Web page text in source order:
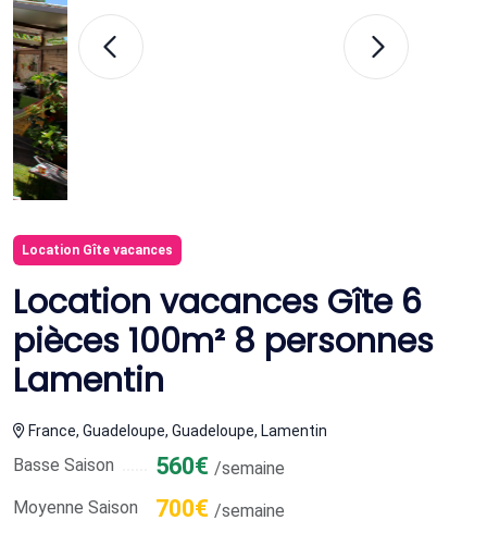
Location Gîte vacances
Location vacances Gîte 6
pièces 100m² 8 personnes
Lamentin
France, Guadeloupe, Guadeloupe, Lamentin
Basse Saison 560€ /semaine
Moyenne Saison
700€ /semaine